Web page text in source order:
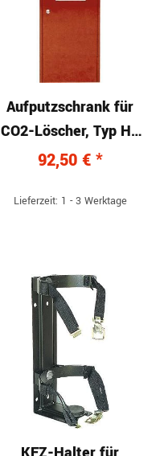
Aufputzschrank für
CO2-Löscher, Typ HL
070-S mit Schloss
92,50 € *
Lieferzeit: 1 - 3 Werktage